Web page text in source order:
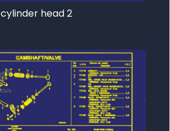
cylinder head 2